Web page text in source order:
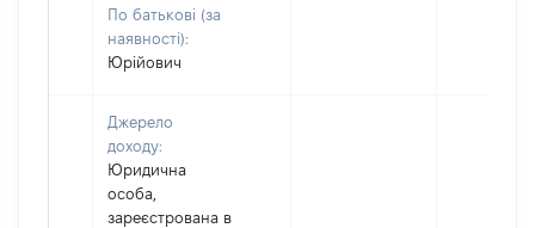
По батькові (за
наявності):
Юрійович
Джерело
доходу:
Юридична
особа,
зареєстрована в